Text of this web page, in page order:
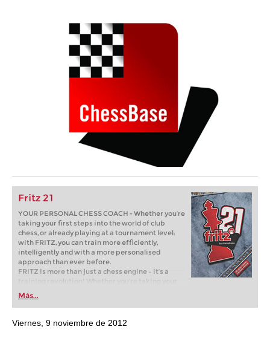
Fritz 21
YOUR PERSONAL CHESS COACH - Whether you’re
taking your first steps into the world of club
chess, or already playing at a tournament level:
with FRITZ, you can train more efficiently,
intelligently and with a more personalised
approach than ever before.
FRITZ is more than just a chess engine – it’s a
training revolution! Whether you’re taking your
first steps into the world of club chess, or already
playing at a tournament level: with FRITZ, you can
train more efficiently, intelligently and with a
more personalised approach than ever before.
Más...
Viernes, 9 noviembre de 2012